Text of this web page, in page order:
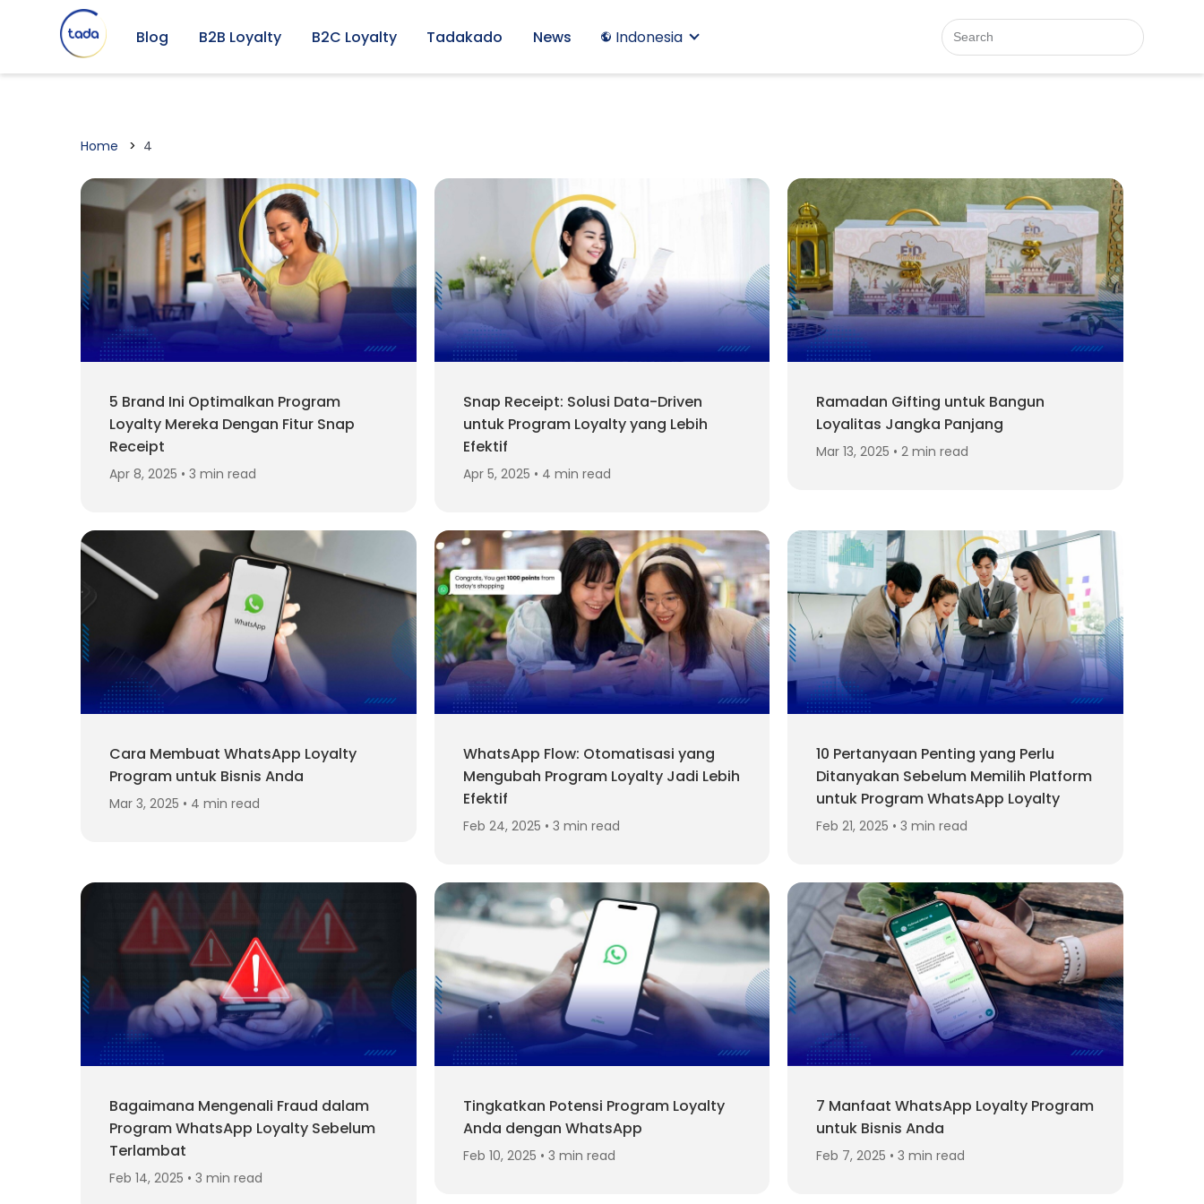
Blog B2B Loyalty B2C Loyalty Tadakado News Indonesia
Home 4
5 Brand Ini Optimalkan Program
Loyalty Mereka Dengan Fitur Snap
Receipt
Apr 8, 2025 • 3 min read
Snap Receipt: Solusi Data-Driven
untuk Program Loyalty yang Lebih
Efektif
Apr 5, 2025 • 4 min read
Ramadan Gifting untuk Bangun
Loyalitas Jangka Panjang
Mar 13, 2025 • 2 min read
Cara Membuat WhatsApp Loyalty
Program untuk Bisnis Anda
Mar 3, 2025 • 4 min read
WhatsApp Flow: Otomatisasi yang
Mengubah Program Loyalty Jadi Lebih
Efektif
Feb 24, 2025 • 3 min read
10 Pertanyaan Penting yang Perlu
Ditanyakan Sebelum Memilih Platform
untuk Program WhatsApp Loyalty
Feb 21, 2025 • 3 min read
Bagaimana Mengenali Fraud dalam
Program WhatsApp Loyalty Sebelum
Terlambat
Feb 14, 2025 • 3 min read
Tingkatkan Potensi Program Loyalty
Anda dengan WhatsApp
Feb 10, 2025 • 3 min read
7 Manfaat WhatsApp Loyalty Program
untuk Bisnis Anda
Feb 7, 2025 • 3 min read